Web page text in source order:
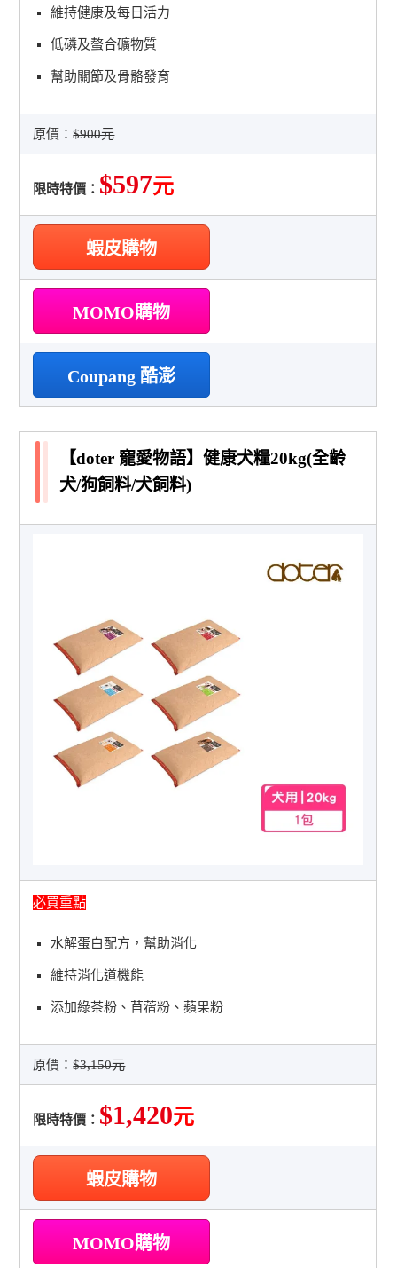
維持健康及每日活力
低磷及螯合礦物質
幫助關節及骨骼發育
原價：$900元
限時特價： $597元
蝦皮購物
MOMO購物
Coupang 酷澎
【doter 寵愛物語】健康犬糧20kg(全齡
犬/狗飼料/犬飼料)
必買重點
水解蛋白配方，幫助消化
維持消化道機能
添加綠茶粉、苜蓿粉、蘋果粉
原價：$3,150元
限時特價： $1,420元
蝦皮購物
MOMO購物